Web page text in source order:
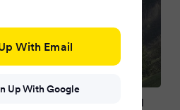
Urlaub in Italien wird
With Email
Up With Google